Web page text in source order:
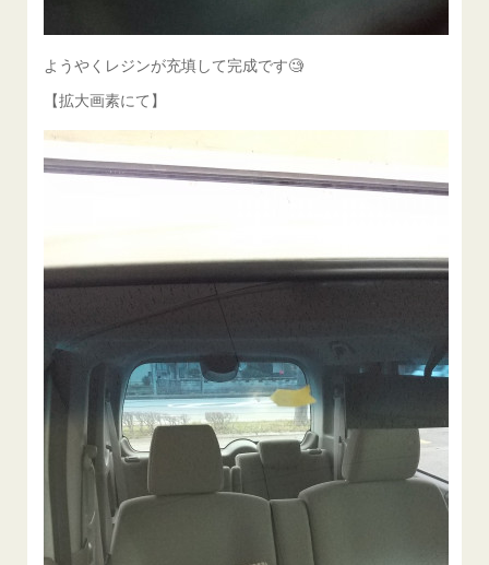
ようやくレジンが充填して完成です🧐
【拡大画素にて】